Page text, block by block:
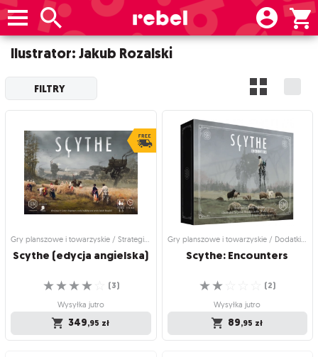
Ilustrator: Jakub Rozalski
FILTRY
Gry planszowe i towarzyskie / Strategiczne gry planszowe
Scythe (edycja angielska)
☆
☆
☆
☆ (3)
Wysyłka jutro
349,95 zł
Gry planszowe i towarzyskie / Dodatki do gier
Scythe:Encounters
☆
☆ (2)
Wysyłka jutro
89,95 zł